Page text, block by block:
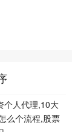
个人代理,10大
么个流程,股票